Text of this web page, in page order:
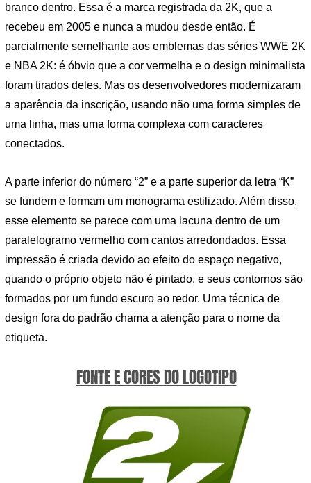
branco dentro. Essa é a marca registrada da 2K, que a
recebeu em 2005 e nunca a mudou desde então. É
parcialmente semelhante aos emblemas das séries WWE 2K
e NBA 2K: é óbvio que a cor vermelha e o design minimalista
foram tirados deles. Mas os desenvolvedores modernizaram
a aparência da inscrição, usando não uma forma simples de
uma linha, mas uma forma complexa com caracteres
conectados.
A parte inferior do número “2” e a parte superior da letra “K”
se fundem e formam um monograma estilizado. Além disso,
esse elemento se parece com uma lacuna dentro de um
paralelogramo vermelho com cantos arredondados. Essa
impressão é criada devido ao efeito do espaço negativo,
quando o próprio objeto não é pintado, e seus contornos são
formados por um fundo escuro ao redor. Uma técnica de
design fora do padrão chama a atenção para o nome da
etiqueta.
FONTE E CORES DO LOGOTIPO